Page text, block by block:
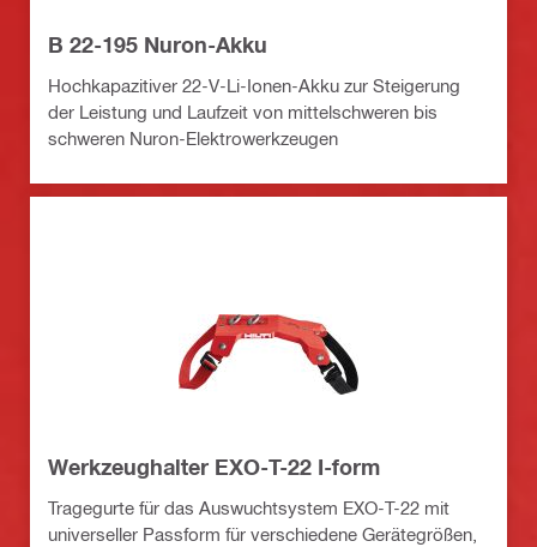
B 22-195 Nuron-Akku
Hochkapazitiver 22-V-Li-Ionen-Akku zur Steigerung
der Leistung und Laufzeit von mittelschweren bis
schweren Nuron-Elektrowerkzeugen
Werkzeughalter EXO-T-22 I-form
Tragegurte für das Auswuchtsystem EXO-T-22 mit
universeller Passform für verschiedene Gerätegrößen,